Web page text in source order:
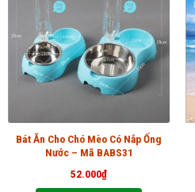
Bát Ăn Cho Chó Mèo Có Nắp Ống
Nước – Mã BABS31
52.000₫